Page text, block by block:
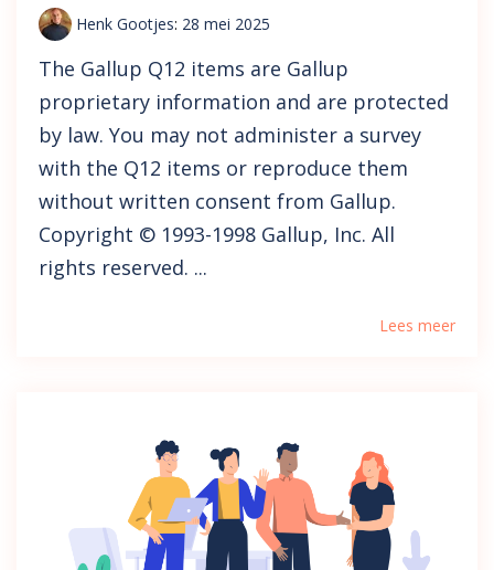
Henk Gootjes: 28 mei 2025
The Gallup Q12 items are Gallup
proprietary information and are protected
by law. You may not administer a survey
with the Q12 items or reproduce them
without written consent from Gallup.
Copyright © 1993-1998 Gallup, Inc. All
rights reserved. ...
Lees meer